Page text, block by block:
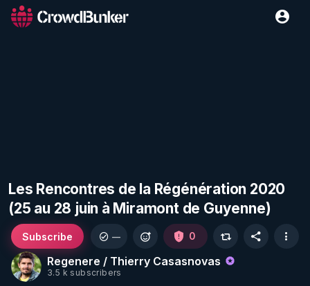
Les Rencontres de la Régénération 2020
(25 au 28 juin à Miramont de Guyenne)
Regenere / Thierry Casasnovas
3.5 k subscribers
Subscribe — 0